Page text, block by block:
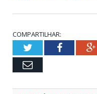
COMPARTILHAR:
TwitterFacebook
Email